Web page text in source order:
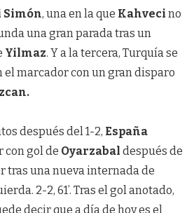
Simón, una en la que Kahveci no
una gran parada tras un
Yilmaz. Y a la tercera, Turquía se
el marcador con un gran disparo
después del 1-2, España
con gol de Oyarzabal después de
tras una nueva internada de
2-2, 61’. Tras el gol anotado,
decir que a día de hoy es el